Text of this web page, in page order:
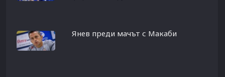
Янев преди мачът с Макаби